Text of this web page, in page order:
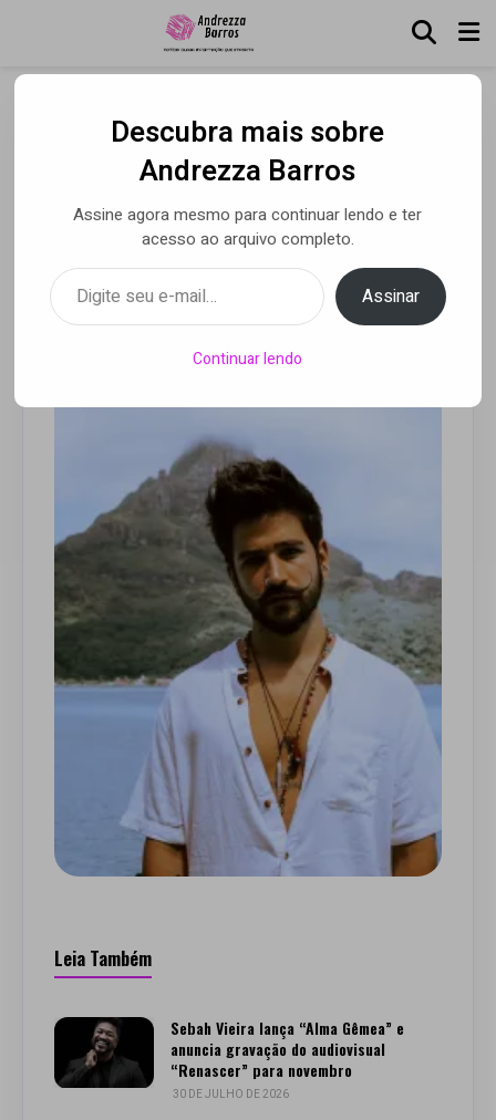
Camilo lança versão
acústica de “Favorito” no
canal do Filtr Brasil
Por Andrezza Barros• 24 jul 2020
Leia Também
Sebah Vieira lança “Alma Gêmea” e
anuncia gravação do audiovisual
“Renascer” para novembro
30 DE JULHO DE 2026
Descubra mais sobre
Andrezza Barros
Assine agora mesmo para continuar lendo e ter
acesso ao arquivo completo.
Digite seu e-mail…
Assinar
Continuar lendo